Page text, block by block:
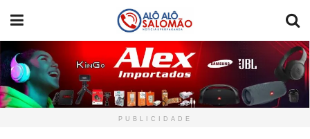
PUBLICIDADE